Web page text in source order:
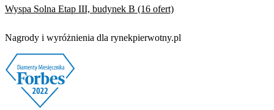
Wyspa Solna Etap III, budynek B (16 ofert)
Nagrody i wyróżnienia dla rynekpierwotny.pl